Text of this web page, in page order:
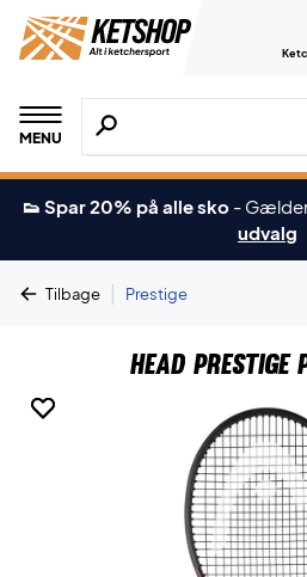
MENU
Søg efter produkter,
👟 Spar 20% på alle sko -
udvalg
Tilbage | Prestige
Head Prestige